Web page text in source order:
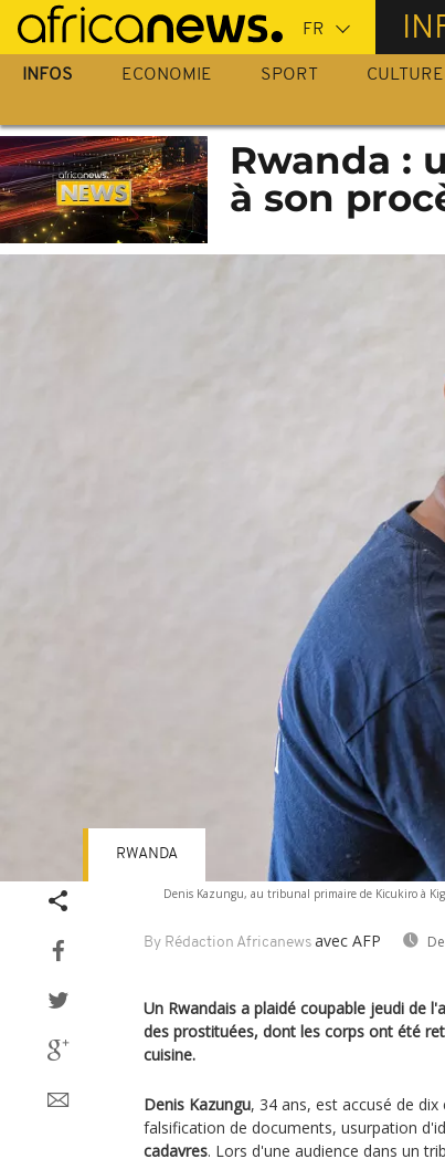
Passer
au
contenu
INFOS ECONOMIE SPORT CULTURE
Rwanda :
à son
Denis Kazungu, au tribunal primaire de Kicukiro à
By Rédaction Africanews avec AFP
RWANDA
Un Rwandais a plaidé coupable jeudi de
des prostituées, dont les corps ont été
cuisine.
Denis Kazungu, 34 ans, est accusé de
falsification de documents, usurpation
cadavres. Lors d'une audience dans un